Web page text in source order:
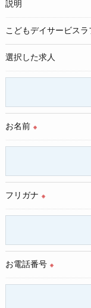
当店では、利用目
外部に委託する場
これらの委託先に
適切な監督を行いま
＜個人情報の安全
理対策を実施しま
必要な情報を頂け
＜個人情報の開示･
当店では、お客様
個人情報の開示･訂
しては、お電話でお
説明
こどもデイサービス
選択した求人
お名前 ※
フリガナ ※
お電話番号 ※